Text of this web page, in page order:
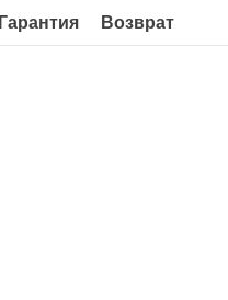
Гарантия Возврат